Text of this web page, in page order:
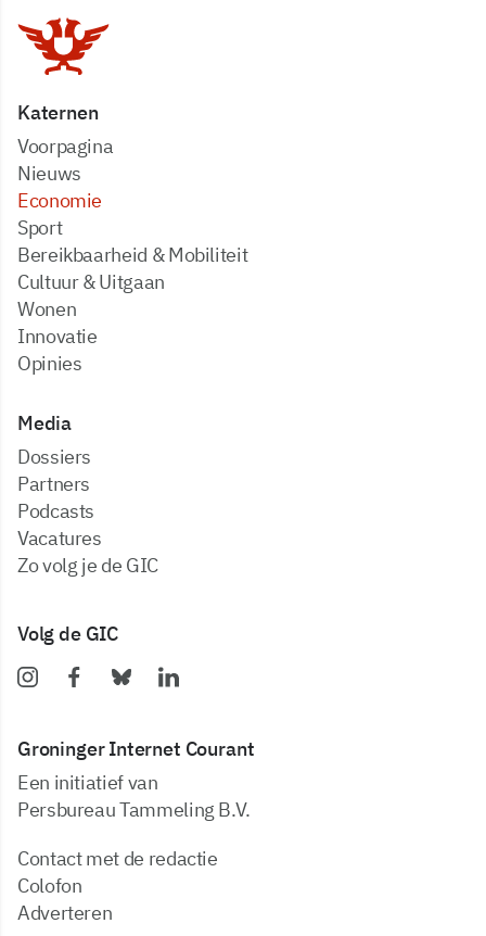
Katernen
Voorpagina
Nieuws
Economie
Sport
Bereikbaarheid & Mobiliteit
Cultuur & Uitgaan
Wonen
Innovatie
Opinies
Media
dossiers
partners
podcasts
vacatures
zo volg je de GIC
Volg de GIC
Groninger Internet Courant
Een initiatief van
Persbureau Tammeling B.V.
Contact met de redactie
Colofon
Adverteren